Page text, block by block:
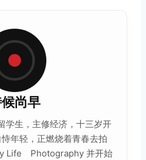
尚早
学生，主修经济，十三岁开
年轻，正燃烧着青春去拍
Life Photography 并开始